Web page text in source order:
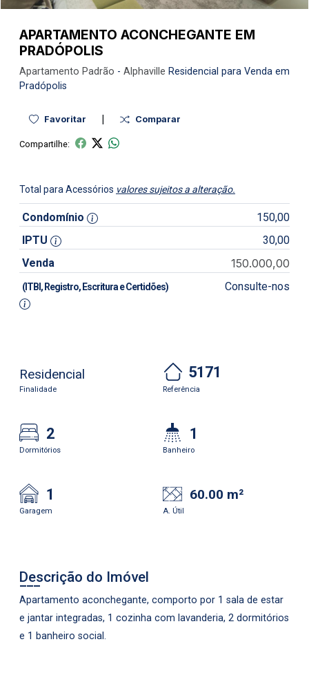
APARTAMENTO ACONCHEGANTE EM
PRADÓPOLIS
Apartamento Padrão - Alphaville Residencial para Venda em
Pradópolis
Favoritar | Comparar
Compartilhe:
Total para Acessórios valores sujeitos a alteração.
Condomínio
150,00
IPTU
30,00
Venda
150.000,00
(ITBI, Registro, Escritura e Certidões) Consulte-nos
Residencial
Finalidade
5171
Referência
2
Dormitórios
1
Banheiro
1
Garagem
60.00 m²
A. Útil
Descrição do Imóvel
Apartamento aconchegante, comporto por 1 sala de estar
e jantar integradas, 1 cozinha com lavanderia, 2 dormitórios
e 1 banheiro social.